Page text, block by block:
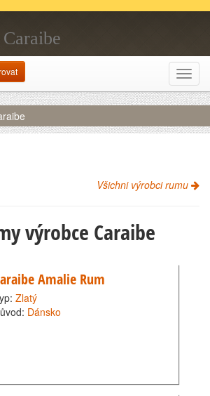
Caraibe
Všichni výrobci rumu
výrobce Caraibe
Amalie Rum
Zlatý
Dánsko